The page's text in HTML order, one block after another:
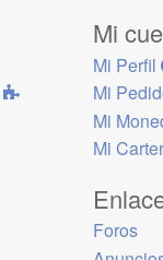
Mi
Mi Perfil
Mi
Mi
Mi
Foros